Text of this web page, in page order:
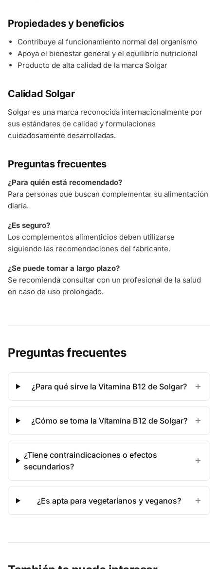
Propiedades y beneficios
Contribuye al funcionamiento normal del organismo
Apoya el bienestar general y el equilibrio nutricional
Producto de alta calidad de la marca Solgar
Calidad Solgar
Solgar es una marca reconocida internacionalmente por
sus estándares de calidad y formulaciones
cuidadosamente desarrolladas.
Preguntas frecuentes
¿Para quién está recomendado?
Para personas que buscan complementar su alimentación
diaria.
¿Es seguro?
Los complementos alimenticios deben utilizarse
siguiendo las recomendaciones del fabricante.
¿Se puede tomar a largo plazo?
Se recomienda consultar con un profesional de la salud
en caso de uso prolongado.
Preguntas frecuentes
¿Para qué sirve la Vitamina B12 de Solgar?
¿Cómo se toma la Vitamina B12 de Solgar?
¿Tiene contraindicaciones o efectos
secundarios?
¿Es apta para vegetarianos y veganos?